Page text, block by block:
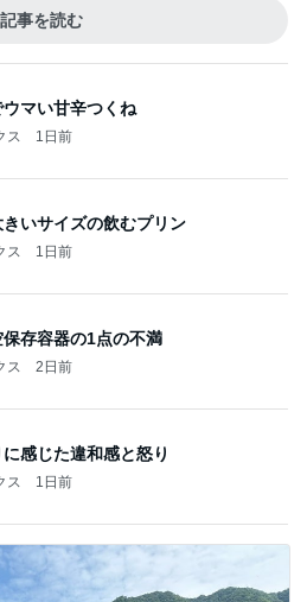
記事を読む
マい甘辛つくね
ス 1日前
いサイズの飲むプリン
ス 1日前
存容器の1点の不満
ス 2日前
感じた違和感と怒り
ス 1日前